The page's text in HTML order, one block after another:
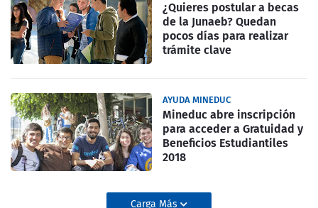
¿Quieres postular a becas
de la Junaeb? Quedan
pocos días para realizar
trámite clave
AYUDA MINEDUC
Mineduc abre inscripción
para acceder a Gratuidad y
Beneficios Estudiantiles
2018
Carga Más